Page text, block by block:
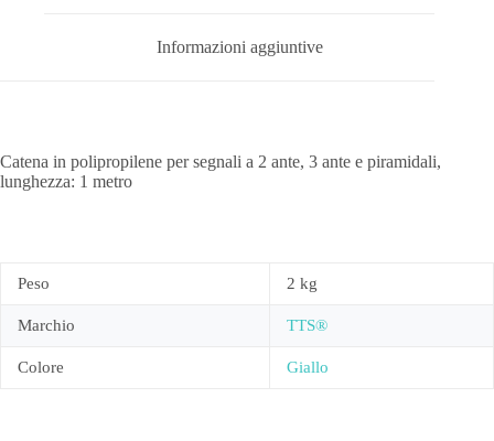
Informazioni aggiuntive
Catena in polipropilene per segnali a 2 ante, 3 ante e piramidali,
lunghezza: 1 metro
Peso 2 kg
Marchio TTS®
Colore Giallo